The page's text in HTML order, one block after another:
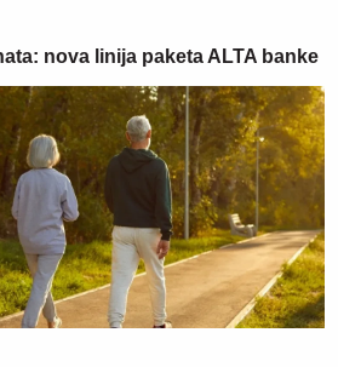
nova linija paketa ALTA banke